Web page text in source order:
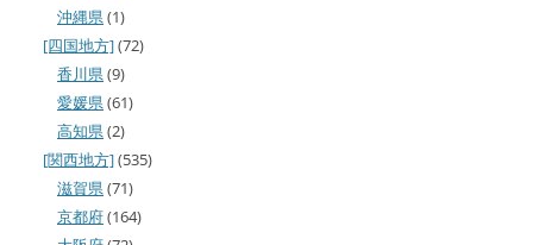
沖縄県(1)
[四国地方](72)
香川県(9)
愛媛県(61)
高知県(2)
[関西地方](535)
滋賀県(71)
京都府(164)